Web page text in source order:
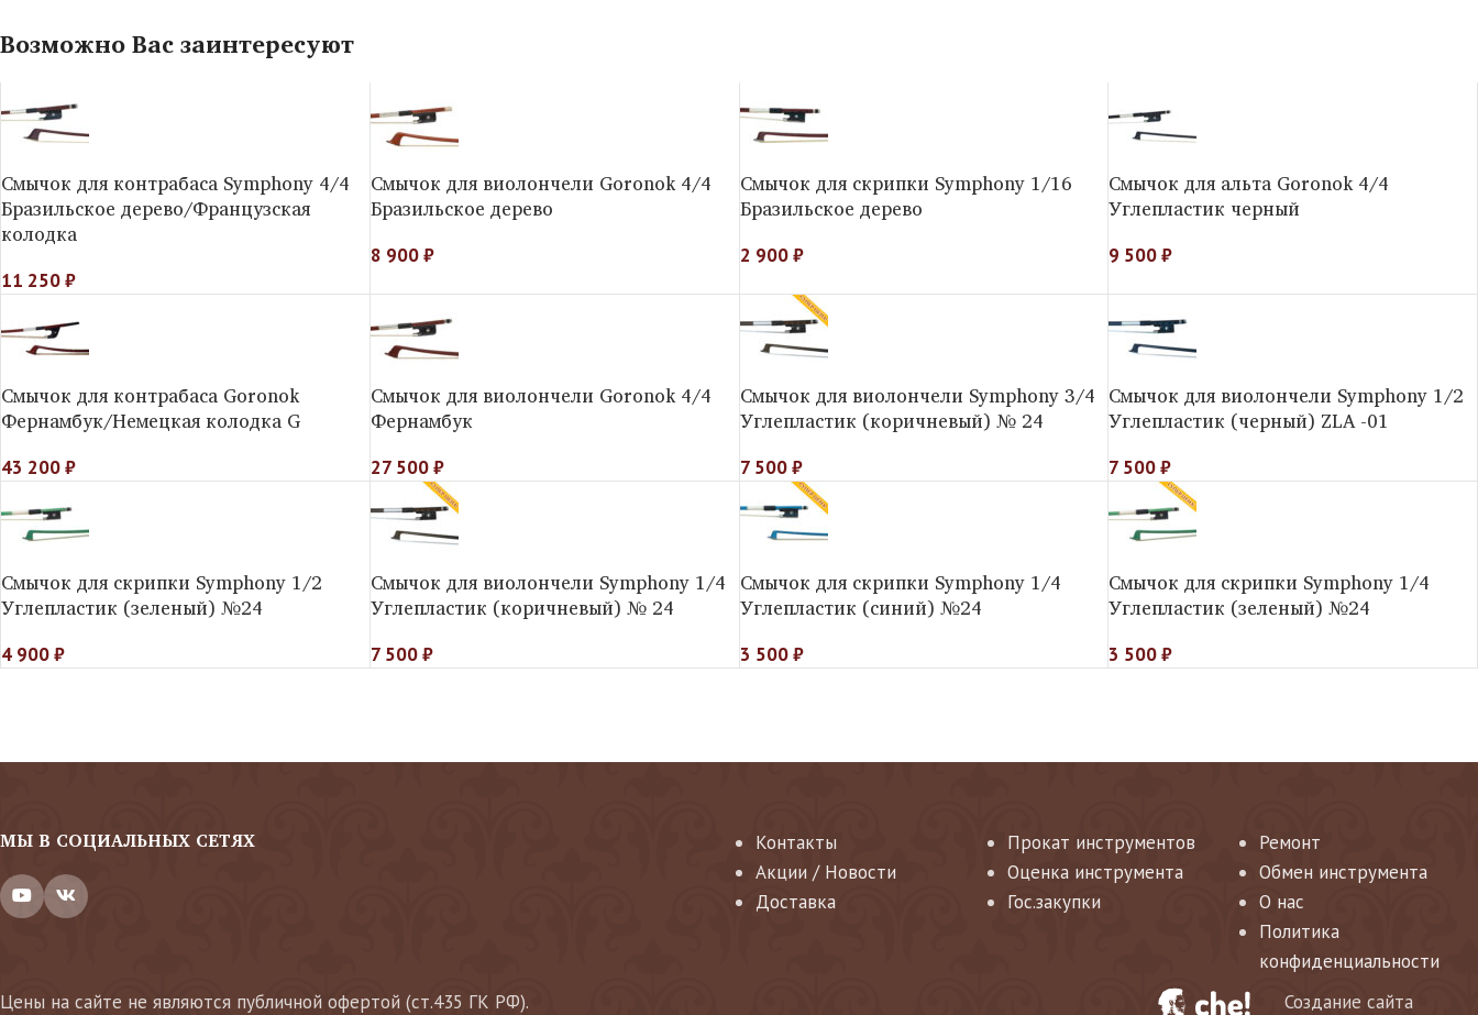
Возможно Вас заинтересуют
Смычок для контрабаса Symphony 4/4
Бразильское дерево/Французская
колодка
11 250₽
Смычок для виолончели Goronok 4/4
Бразильское дерево
8 900₽
Смычок для скрипки Symphony 1/16
Бразильское дерево
2 900₽
Смычок для альта Goronok 4/4
Углепластик черный
9 500₽
Смычок для контрабаса Goronok
Фернамбук/Немецкая колодка G
43 200₽
Смычок для виолончели Goronok 4/4
Фернамбук
27 500₽
Смычок для виолончели Symphony 3/4
Углепластик (коричневый) № 24
7 500₽
Смычок для виолончели Symphony 1/2
Углепластик (черный) ZLA -01
7 500₽
Смычок для скрипки Symphony 1/2
Углепластик (зеленый) №24
4 900₽
Смычок для виолончели Symphony 1/4
Углепластик (коричневый) № 24
7 500₽
Смычок для скрипки Symphony 1/4
Углепластик (синий) №24
3 500₽
Смычок для скрипки Symphony 1/4
Углепластик (зеленый) №24
3 500₽
МЫ В СОЦИАЛЬНЫХ СЕТЯХ
Контакты
Акции / Новости
Доставка
Прокат инструментов
Оценка инструмента
Гос.закупки
Ремонт
Обмен инструмента
О нас
Политика
конфиденциальности
Цены на сайте не являются публичной офертой (ст.435 ГК РФ).
Создание сайта